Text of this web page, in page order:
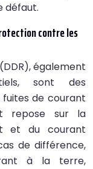
défaut.
contre les
également
sont des
de courant
repose sur la
et du courant
de différence,
à la terre,